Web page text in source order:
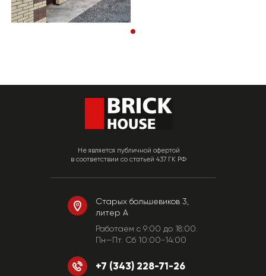
Не является публичной офертой
в соответствии со статьей 437 ГК РФ
Старых большевиков 3,
литер А
Работаем c 9:00 до 18:00.
Пн—Пт. Сб 10:00-14:00
+7 (343) 228-71-26